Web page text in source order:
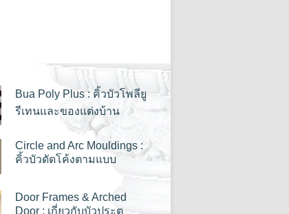
Bua Poly Plus : คิ้วบัวโพลียู
รีเทนและของแต่งบ้าน
Circle and Arc Mouldings :
คิ้วบัวดัดโค้งตามแบบ
Door Frames & Arched
Door : เกี่ยวกับบัวประตู